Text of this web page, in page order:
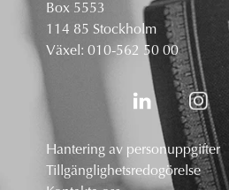
Box 5553
114 85 Stockholm
Växel: 010-562 50 00
Hantering av personuppgifter
Tillgänglighetsredogörelse